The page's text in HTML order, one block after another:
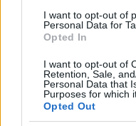
I want to opt-out of
Personal Data for
Opted In
I want to opt-out of
Retention, Sale,
Personal Data that
Purposes for which
Opted Out
Cómo preparar una
exquisitos